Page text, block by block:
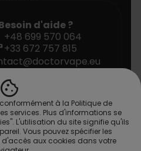
cookie
à la Politique de
services. Plus d'informations se
L'utilisation du site signifie qu'ils
Vous pouvez spécifier les
aux cookies dans votre
d'aide ?
+48 699 570 064
+33 672 757 815